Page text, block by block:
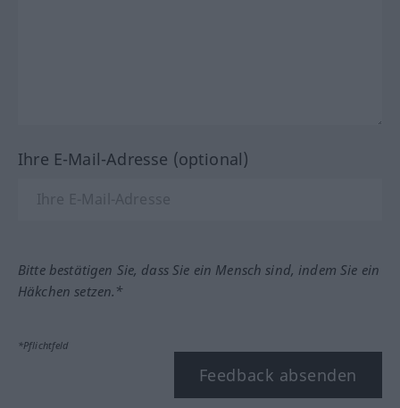
Ihre E-Mail-Adresse (optional)
Bitte bestätigen Sie, dass Sie ein Mensch sind, indem Sie ein
Häkchen setzen.*
*Pflichtfeld
Feedback absenden